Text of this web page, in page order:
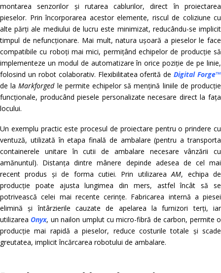
montarea senzorilor și rutarea cablurilor, direct în proiectarea
pieselor. Prin încorporarea acestor elemente, riscul de coliziune cu
alte părți ale mediului de lucru este minimizat, reducându-se implicit
timpul de nefuncționare. Mai mult, natura ușoară a pieselor le face
compatibile cu roboți mai mici, permițând echipelor de producție să
implementeze un modul de automatizare în orice poziție de pe linie,
folosind un robot colaborativ. Flexibilitatea oferită deDigital Forge™
de laMarkforgedle permite echipelor să mențină liniile de producție
funcționale, producând piesele personalizate necesare direct la fața
locului.
Un exemplu practic este procesul de proiectare pentru o prindere cu
ventuză, utilizată în etapa finală de ambalare (pentru a transporta
containerele unitare în cutii de ambalare necesare vânzării cu
amănuntul). Distanța dintre mânere depinde adesea de cel mai
recent produs și de forma cutiei. Prin utilizareaAM, echipa de
producție poate ajusta lungimea din mers, astfel încât să se
potrivească celei mai recente cerințe. Fabricarea internă a piesei
elimină și întârzierile cauzate de apelarea la furnizori terți, iar
utilizareaOnyx, un nailon umplut cu micro-fibră de carbon, permite o
producție mai rapidă a pieselor, reduce costurile totale și scade
greutatea, implicit încărcarea robotului de ambalare.